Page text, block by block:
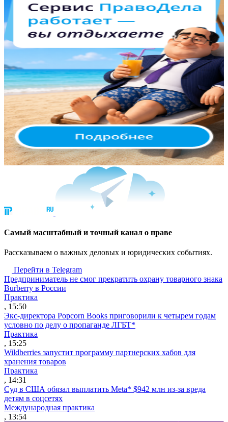
Cамый масштабный и точный канал о праве
Рассказываем о важных деловых и юридических событиях.
Перейти в Telegram
Предприниматель не смог прекратить охрану товарного знака
Burberry в России
Практика
, 15:50
Экс-директора Popcorn Books приговорили к четырем годам
условно по делу о пропаганде ЛГБТ*
Практика
, 15:25
Wildberries запустит программу партнерских хабов для
хранения товаров
Практика
, 14:31
Суд в США обязал выплатить Meta* $942 млн из-за вреда
детям в соцсетях
Международная практика
, 13:54